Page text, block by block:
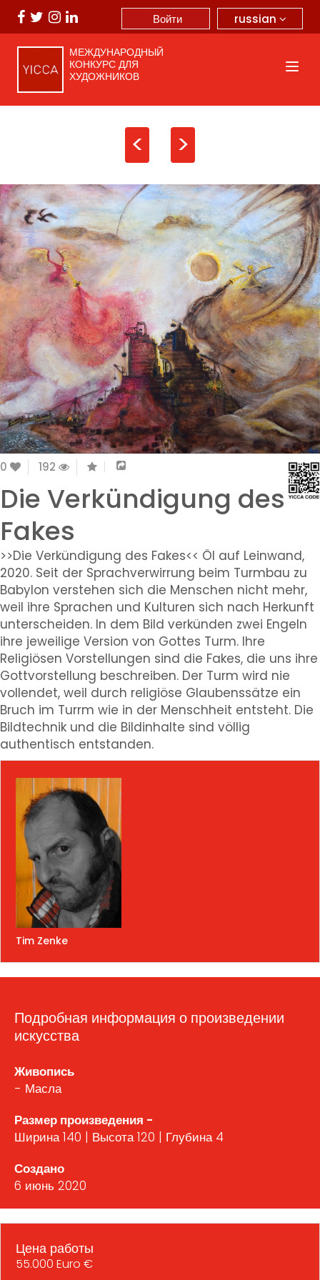
russian
Войти
МЕЖДУНАРОДНЫЙ
КОНКУРС ДЛЯ
ХУДОЖНИКОВ
< >
0 192
Die Verkündigung des
Fakes
>>Die Verkündigung des Fakes<< Öl auf Leinwand,
2020. Seit der Sprachverwirrung beim Turmbau zu
Babylon verstehen sich die Menschen nicht mehr,
weil ihre Sprachen und Kulturen sich nach Herkunft
unterscheiden. In dem Bild verkünden zwei Engeln
ihre jeweilige Version von Gottes Turm. Ihre
Religiösen Vorstellungen sind die Fakes, die uns ihre
Gottvorstellung beschreiben. Der Turm wird nie
vollendet, weil durch religiöse Glaubenssätze ein
Bruch im Turrm wie in der Menschheit entsteht. Die
Bildtechnik und die Bildinhalte sind völlig
authentisch entstanden.
Tim Zenke
Подробная информация о произведении
искусства
Живопись
- Масла
Размер произведения -
Ширина 140 | Высота 120 | Глубина 4
Создано
6 июнь 2020
Цена работы
55.000 Euro €